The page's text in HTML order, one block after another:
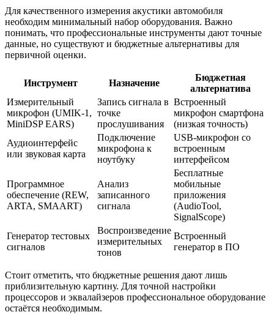
Для качественного измерения акустики автомобиля
необходим минимальный набор оборудования. Важно
понимать, что профессиональные инструменты дают точные
данные, но существуют и бюджетные альтернативы для
первичной оценки.
Инструмент Назначение
Бюджетная
альтернатива
Измерительный
микрофон (UMIK-1,
MiniDSP EARS)
Запись сигнала в
точке
прослушивания
Встроенный
микрофон смартфона
(низкая точность)
Аудиоинтерфейс
или звуковая карта
Подключение
микрофона к
ноутбуку
USB-микрофон со
встроенным
интерфейсом
Программное
обеспечение (REW,
ARTA, SMAART)
Анализ
записанного
сигнала
Бесплатные
мобильные
приложения
(AudioTool,
SignalScope)
Генератор тестовых
сигналов
Воспроизведение
измерительных
тонов
Встроенный
генератор в ПО
Стоит отметить, что бюджетные решения дают лишь
приблизительную картину. Для точной настройки
процессоров и эквалайзеров профессиональное оборудование
остаётся необходимым.